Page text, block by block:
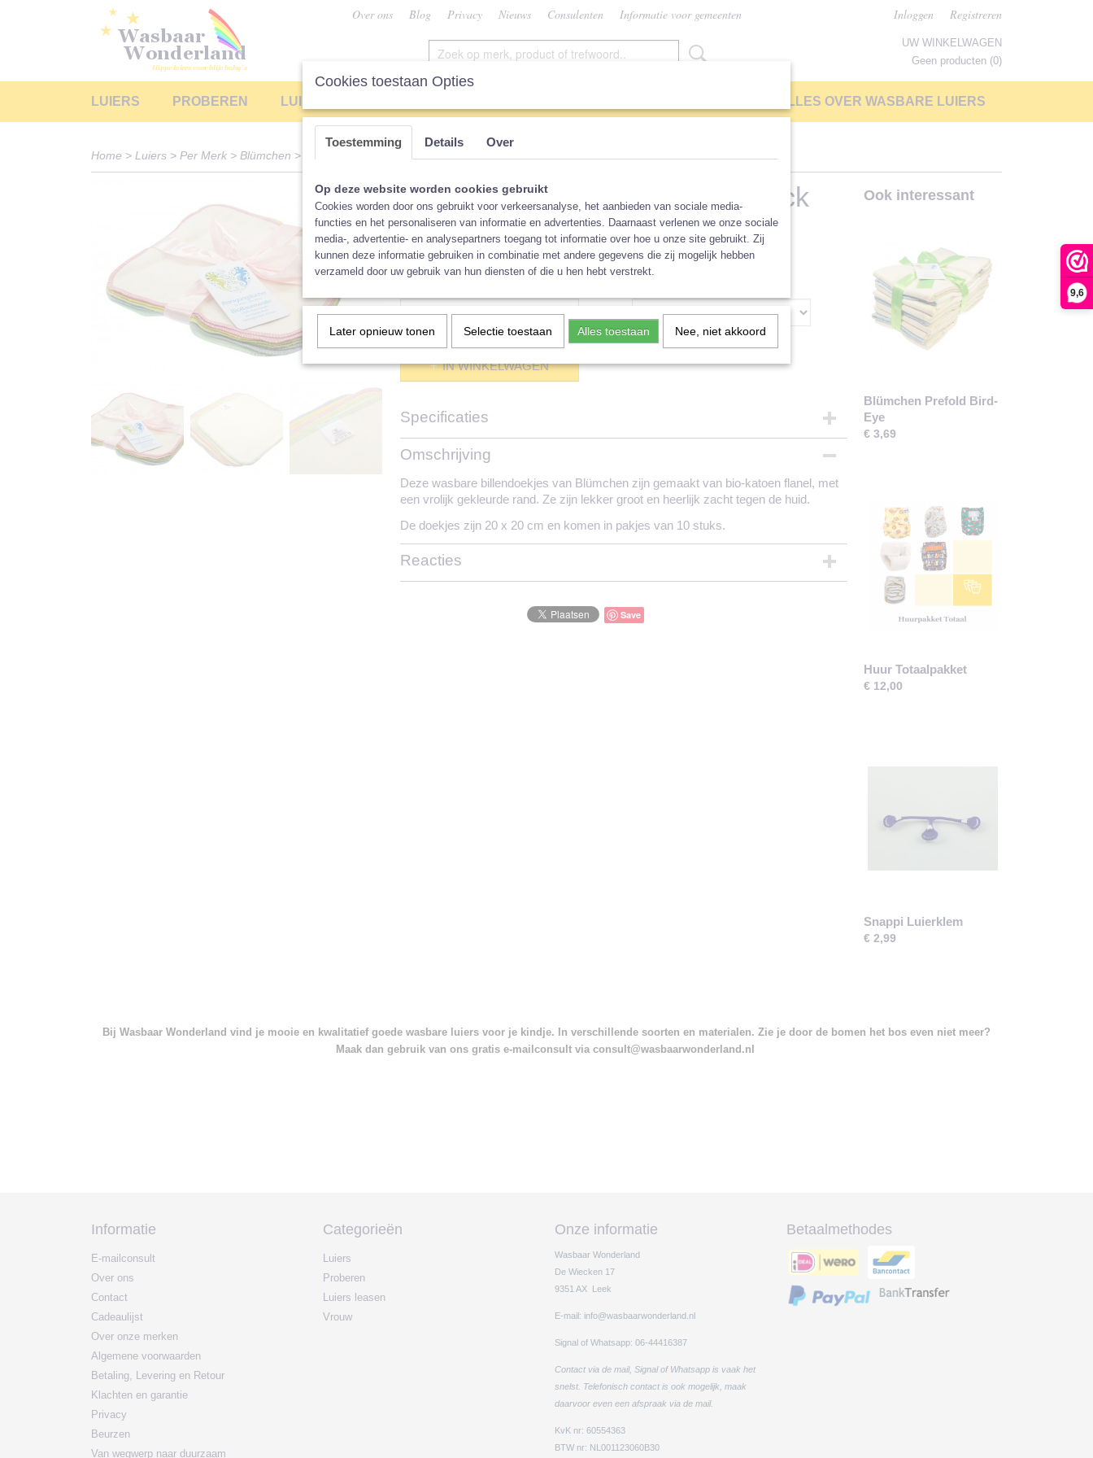
9,6
Over ons Blog Privacy Nieuws Consulenten Informatie voor gemeenten Inloggen Registreren
UW WINKELWAGEN
Geen producten (0)
ALLES OVER WASBARE LUIERS
LUIERS PROBEREN LUIERS LEASEN
Home > Luiers > Per Merk > Blümchen >
Blümchen Billendoekjes, 10-pack
€ 8,49 (inclusief btw 21%)
✓Op voorraad
IN WINKELWAGEN
Specificaties
Productcode
Omschrijving
Deze wasbare billendoekjes van Blümchen zijn gemaakt van bio-katoen flanel, met
een vrolijk gekleurde rand. Ze zijn lekker groot en heerlijk zacht tegen de huid.
De doekjes zijn 20 x 20 cm en komen in pakjes van 10 stuks.
Reacties
Save
Ook interessant
Blümchen Prefold Bird-
Eye
€ 3,69
Huur Totaalpakket
€ 12,00
Snappi Luierklem
€ 2,99
Bij Wasbaar Wonderland vind je mooie en kwalitatief goede wasbare luiers voor je kindje. In verschillende soorten en materialen. Zie je door de bomen het bos even niet meer?
Maak dan gebruik van ons gratis e-mailconsult via consult@wasbaarwonderland.nl
Informatie
E-mailconsult
Over ons
Contact
Cadeaulijst
Over onze merken
Algemene voorwaarden
Betaling, Levering en Retour
Klachten en garantie
Privacy
Beurzen
Van wegwerp naar duurzaam
Categorieën
Luiers
Proberen
Luiers leasen
Vrouw
Onze informatie
Wasbaar Wonderland
De Wiecken 17
9351 AX Leek
E-mail: info@wasbaarwonderland.nl
Signal of Whatsapp: 06-44416387
Contact via de mail, Signal of Whatsapp is vaak het
snelst. Telefonisch contact is ook mogelijk, maak
daarvoor even een afspraak via de mail.
KvK nr: 60554363
BTW nr: NL001123060B30
Betaalmethodes
Cookies toestaan Opties
Toestemming Details Over
Op deze website worden cookies gebruikt
Cookies worden door ons gebruikt voor verkeersanalyse, het aanbieden van sociale media-
functies en het personaliseren van informatie en advertenties. Daarnaast verlenen we onze sociale
media-, advertentie- en analysepartners toegang tot informatie over hoe u onze site gebruikt. Zij
kunnen deze informatie gebruiken in combinatie met andere gegevens die zij mogelijk hebben
verzameld door uw gebruik van hun diensten of die u hen hebt verstrekt.
Later opnieuw tonen Selectie toestaan Alles toestaan Nee, niet akkoord